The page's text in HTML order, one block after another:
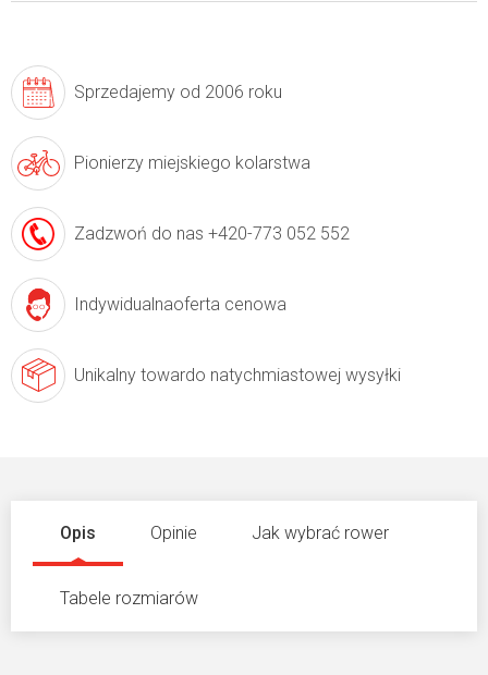
Sprzedajemy od 2006 roku
Pionierzy miejskiego kolarstwa
Zadzwoń do nas +420-773 052 552
Indywidualnaoferta cenowa
Unikalny towardo natychmiastowej wysyłki
Opis Opinie Jak wybrać rower
Tabele rozmiarów